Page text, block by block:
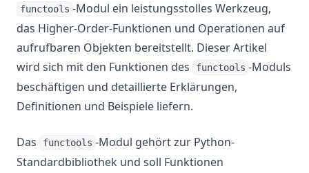
functools -Modul ein leistungsstolles Werkzeug,
das Higher-Order-Funktionen und Operationen auf
aufrufbaren Objekten bereitstellt. Dieser Artikel
wird sich mit den Funktionen des
functools -Moduls
beschäftigen und detaillierte Erklärungen,
Definitionen und Beispiele liefern.
Das functools -Modul gehört zur Python-
Standardbibliothek und soll Funktionen